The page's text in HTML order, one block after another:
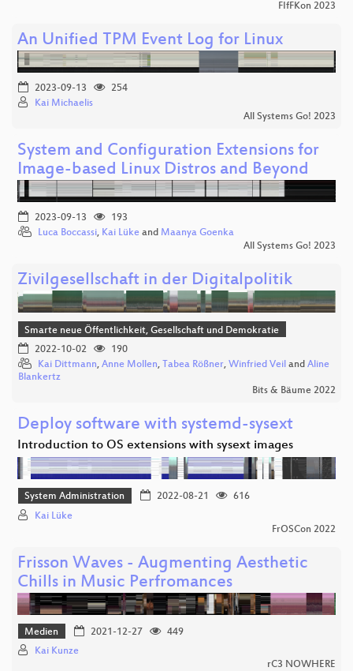
FIfFKon 2023
An Unified TPM Event Log for Linux
2023-09-13
254
Kai Michaelis
All Systems Go! 2023
System and Configuration Extensions for
Image-based Linux Distros and Beyond
2023-09-13
193
Luca Boccassi, Kai Lüke and Maanya Goenka
All Systems Go! 2023
Zivilgesellschaft in der Digitalpolitik
Smarte neue Öffentlichkeit, Gesellschaft und Demokratie
2022-10-02
190
Kai Dittmann, Anne Mollen, Tabea Rößner, Winfried Veil and Aline
Blankertz
Bits & Bäume 2022
Deploy software with systemd-sysext
Introduction to OS extensions with sysext images
System Administration 2022-08-21
616
Kai Lüke
FrOSCon 2022
Frisson Waves - Augmenting Aesthetic
Chills in Music Perfromances
Medien 2021-12-27
449
Kai Kunze
rC3 NOWHERE